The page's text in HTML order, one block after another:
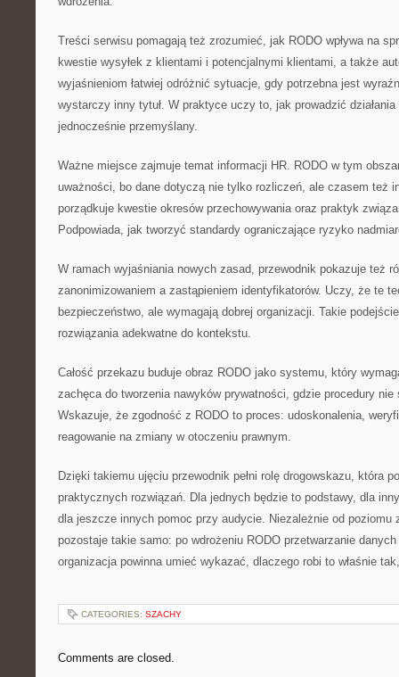
Treści serwisu pomagają też zrozumieć, jak RODO wpływa na
kwestie wysyłek z klientami i potencjalnymi klientami, a także
wyjaśnieniom łatwiej odróżnić sytuacje, gdy potrzebna jest
wystarczy inny tytuł. W praktyce uczy to, jak prowadzić
jednocześnie przemyślany.
Ważne miejsce zajmuje temat informacji HR. RODO w tym
uważności, bo dane dotyczą nie tylko rozliczeń, ale czasem też
porządkuje kwestie okresów przechowywania oraz praktyk
Podpowiada, jak tworzyć standardy ograniczające ryzyko
W ramach wyjaśniania nowych zasad, przewodnik pokazuje też
zanonimizowaniem a zastąpieniem identyfikatorów. Uczy, że te
bezpieczeństwo, ale wymagają dobrej organizacji. Takie
rozwiązania adekwatne do kontekstu.
Całość przekazu buduje obraz RODO jako systemu, który
zachęca do tworzenia nawyków prywatności, gdzie procedury
Wskazuje, że zgodność z RODO to proces: udoskonalenia,
reagowanie na zmiany w otoczeniu prawnym.
Dzięki takiemu ujęciu przewodnik pełni rolę drogowskazu, która
praktycznych rozwiązań. Dla jednych będzie to podstawy, dla
dla jeszcze innych pomoc przy audycie. Niezależnie od poziomu
pozostaje takie samo: po wdrożeniu RODO przetwarzanie
organizacja powinna umieć wykazać, dlaczego robi to właśnie
CATEGORIES: SZACHY
Comments are closed.